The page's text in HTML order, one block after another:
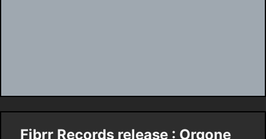
Fibrr Records release : Orgone